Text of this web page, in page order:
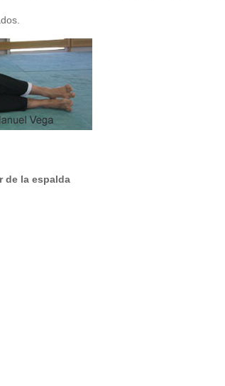
de la espalda